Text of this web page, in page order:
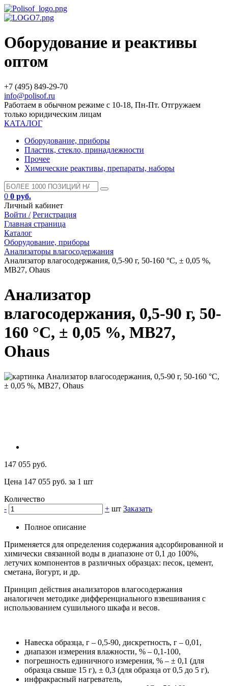
Оборудование и реактивы
оптом
+7 (495) 849-29-70
info@polisof.ru
Работаем в обычном режиме с 10-18, Пн-Пт. Отгружаем
только юридическим лицам
КАТАЛОГ
Оборудование, приборы
Пластик, стекло, принадлежности
Прочее
Химические реактивы, препараты, наборы
0 0 руб.
Личный кабинет
Войти / Регистрация
Главная страница
Каталог
Оборудование, приборы
Анализаторы влагосодержания
Анализатор влагосодержания, 0,5-90 г, 50-160 °С, ± 0,05 %,
MB27, Ohaus
Анализатор
влагосодержания, 0,5-90 г, 50-
160 °С, ± 0,05 %, MB27,
Ohaus
147 055 руб.
Цена 147 055 руб. за 1 шт
Количество
-
+ шт Заказать
Полное описание
Применяется для определения содержания адсорбированной и
химически связанной воды в диапазоне от 0,1 до 100%,
летучих компонентов в различных образцах: песок, цемент,
сметана, йогурт, и др.
Принцип действия анализаторов влагосодержания
аналогичен методике дифференциального взвешивания с
использованием сушильного шкафа и весов.
Навеска образца, г – 0,5-90, дискретность, г – 0,01,
диапазон измерения влажности, % – 0,1-100,
погрешность единичного измерения, % – ± 0,1 (для
образца свыше 15 г), ± 0,3 (для образца от 0,5 до 5 г),
инфракрасный нагреватель,